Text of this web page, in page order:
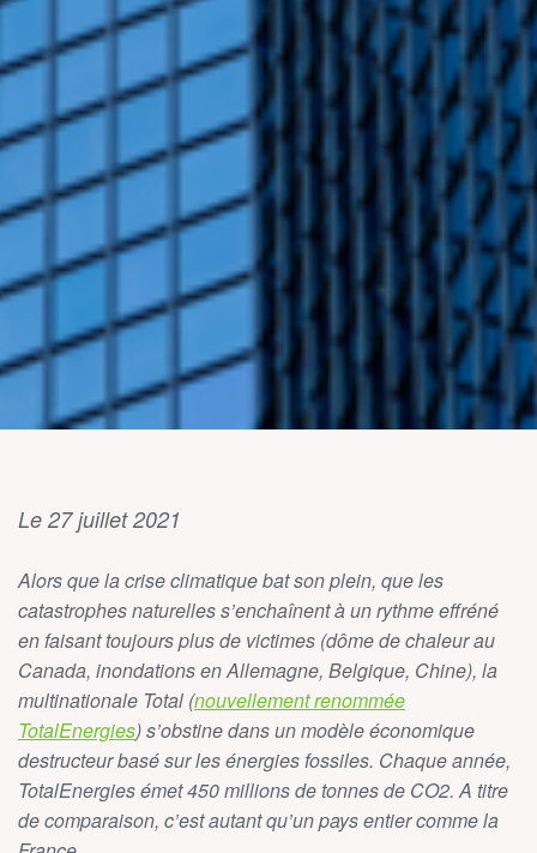
Le 27 juillet 2021
Alors que la crise climatique bat son plein, que les
catastrophes naturelles s’enchaînent à un rythme effréné
en faisant toujours plus de victimes (dôme de chaleur au
Canada, inondations en Allemagne, Belgique, Chine), la
multinationale Total (nouvellement renommée
TotalEnergies) s’obstine dans un modèle économique
destructeur basé sur les énergies fossiles. Chaque année,
TotalEnergies émet 450 millions de tonnes de CO2. A titre
de comparaison, c’est autant qu’un pays entier comme la